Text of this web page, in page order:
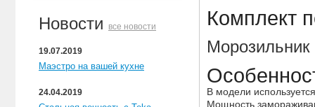
Новости все новости
19.07.2019
Маэстро на вашей кухне
24.04.2019
Комплект
В модели
Мощность